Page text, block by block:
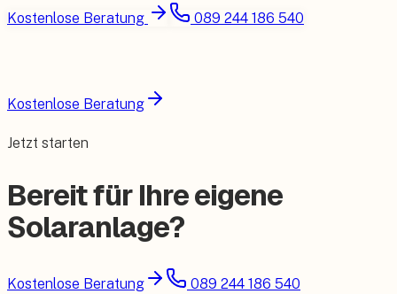
Kostenlose Beratung 089 244 186 540
Kostenlose Beratung
Jetzt starten
Bereit für Ihre eigene
Solaranlage?
Kostenlose Beratung 089 244 186 540